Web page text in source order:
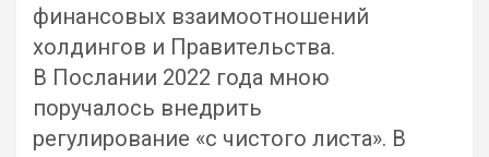
финансовых взаимоотношений
холдингов и Правительства.
В Послании 2022 года мною
поручалось внедрить
регулирование «с чистого листа». В